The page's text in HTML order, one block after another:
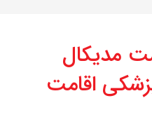
مدیکال
اقامت